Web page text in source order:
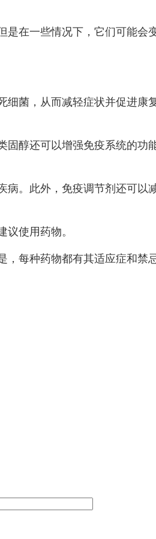
在一些情况下，它们可能会
菌，从而减轻症状并促进康
醇还可以增强免疫系统的功
。此外，免疫调节剂还可以
使用药物。
每种药物都有其适应症和禁